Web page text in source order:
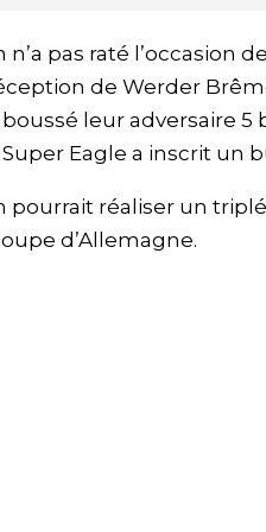
n’a pas raté l’occasion
de Werder
leur adversaire
Super Eagle a inscrit
pourrait réaliser un
d’Allemagne.